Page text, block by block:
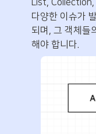
List, Collection,
다양한 이슈가
되며, 그 객체들
해야 합니다.